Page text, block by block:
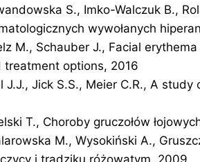
S., Imko-Walczuk B.,
wywołanych
M., Schauber J., Facial
treatment options, 2016
J.J., Jick S.S., Meier C.R., A
T., Choroby gruczołów
M., Wysokiński A.,